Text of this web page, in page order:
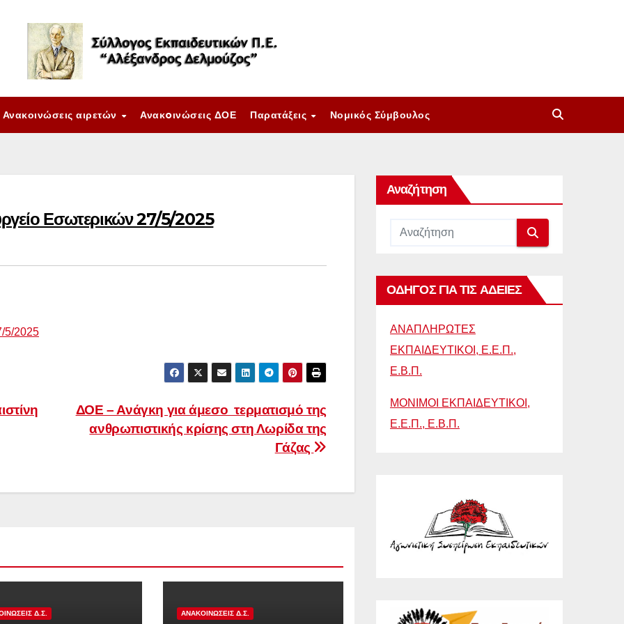
Ανακοινώσεις αιρετών Ανακoινώσεις ΔΟΕ Παρατάξεις Νομικός Σύμβουλος
Εσωτερικών 27/5/2025
5/2025
ΔΟΕ – Ανάγκη για άμεσο τερματισμό της
ανθρωπιστικής κρίσης στη Λωρίδα της
Γάζας
Δ.Σ. ΑΝΑΚΟΙΝΏΣΕΙΣ Δ.Σ.
Αναζήτηση
ΟΔΗΓΟΣ ΓΙΑ ΤΙΣ ΑΔΕΙΕΣ
ΑΝΑΠΛΗΡΩΤΕΣ
ΕΚΠΑΙΔΕΥΤΙΚΟΙ, Ε.Ε.Π.,
Ε.Β.Π.
ΜΟΝΙΜΟΙ ΕΚΠΑΙΔΕΥΤΙΚΟΙ,
Ε.Ε.Π., Ε.Β.Π.